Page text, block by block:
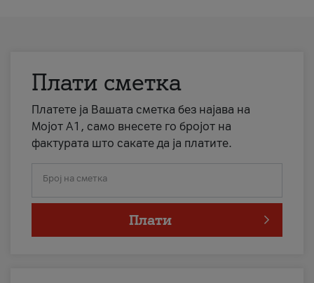
Плати сметка
Платете ја Вашата сметка без најава на
Мојот А1, само внесете го бројот на
фактурата што сакате да ја платите.
Број на сметка
Плати